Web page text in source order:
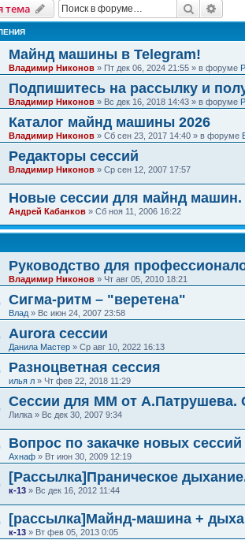
тема Поиск
Майнд машины в Telegram!
Владимир Никонов » Пт дек 06, 2024 21:55 » в форуме
Подпишитесь на рассылку и
Владимир Никонов » Вс дек 16, 2018 14:43 » в форуме
Каталог майнд машины 2026
Владимир Никонов » Сб сен 23, 2017 14:40 » в форуме
Редакторы сессий
Владимир Никонов » Ср сен 12, 2007 17:57
Новые сессии для майнд машин.
Андрей Кабанков » Сб ноя 11, 2006 16:22
Руководство для
Владимир Никонов » Чт авг 05, 2010 18:21
Сигма-ритм – "веретена"
Влад » Вс июн 24, 2007 23:58
Aurora сессии
Данила Мастер » Ср авг 10, 2022 16:13
Разноцветная сессия
илья л » Чт фев 22, 2018 11:29
Сессии для ММ от А.Патрушева.
Лилка » Вс дек 30, 2007 9:34
Вопрос по закачке новых сессий
Ахнаф » Вт июн 30, 2009 12:19
[Рассылка]Праническое
к-13 » Вс дек 16, 2012 11:44
[рассылка]Майнд-машина +
к-13 » Вт фев 05, 2013 0:05